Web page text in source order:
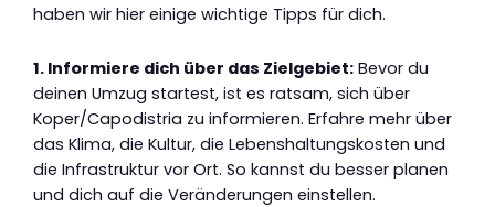
haben wir hier einige wichtige Tipps für dich.
1. Informiere dich über das Zielgebiet: Bevor du
deinen Umzug startest, ist es ratsam, sich über
Koper/Capodistria zu informieren. Erfahre mehr über
das Klima, die Kultur, die Lebenshaltungskosten und
die Infrastruktur vor Ort. So kannst du besser planen
und dich auf die Veränderungen einstellen.